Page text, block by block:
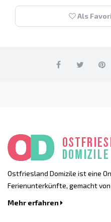
Als
Ostfriesland Domizile ist eine
Ferienunterkünfte, gemacht
Mehr erfahren